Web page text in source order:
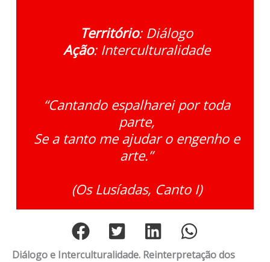
Território: Diálogo
Ação: Interculturalidade
“Cantando espalharei por toda
parte,
Se a tanto me ajudar o engenho e
arte.”
(Os Lusíadas, Canto I)
Diálogo e Interculturalidade. Reinterpretação dos